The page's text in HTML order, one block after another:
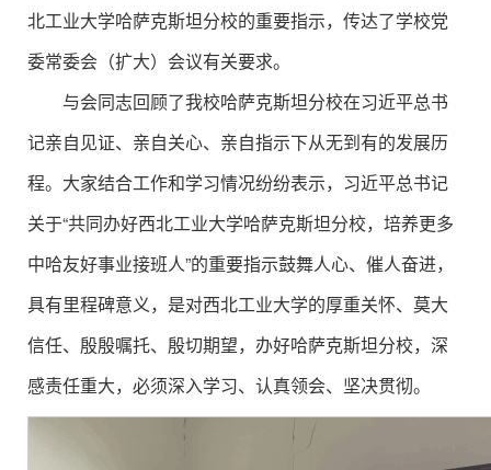
北工业大学哈萨克斯坦分校的重要指示，传达了学校党
委常委会（扩大）会议有关要求。
与会同志回顾了我校哈萨克斯坦分校在习近平总书
记亲自见证、亲自关心、亲自指示下从无到有的发展历
程。大家结合工作和学习情况纷纷表示，习近平总书记
关于“共同办好西北工业大学哈萨克斯坦分校，培养更多
中哈友好事业接班人”的重要指示鼓舞人心、催人奋进，
具有里程碑意义，是对西北工业大学的厚重关怀、莫大
信任、殷殷嘱托、殷切期望，办好哈萨克斯坦分校，深
感责任重大，必须深入学习、认真领会、坚决贯彻。